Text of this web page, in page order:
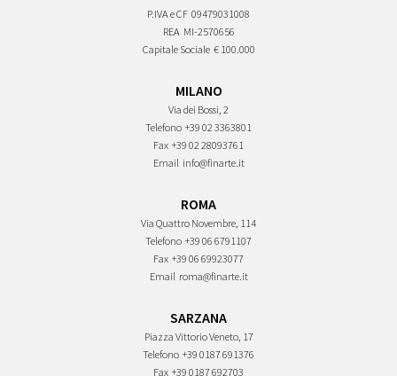
P.IVA e CF 09479031008
REA MI-2570656
Capitale Sociale € 100.000
MILANO
Via dei Bossi, 2
Telefono +39 02 3363801
Fax +39 02 28093761
Email info@finarte.it
ROMA
Via Quattro Novembre, 114
Telefono +39 06 6791107
Fax +39 06 69923077
Email roma@finarte.it
SARZANA
Piazza Vittorio Veneto, 17
Telefono +39 0187 691376
Fax +39 0187 692703